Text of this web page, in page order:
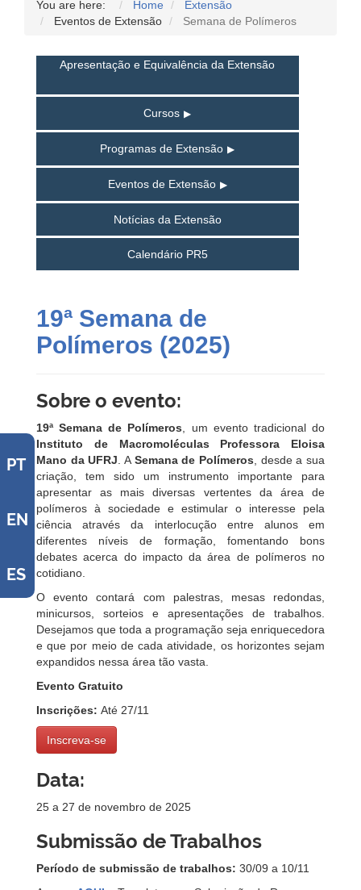
PT
EN
ES
You are here: Home
Extensão
Eventos de Extensão
Semana de Polímeros
Apresentação e Equivalência da Extensão
Cursos
Programas de Extensão
Eventos de Extensão
Notícias da Extensão
Calendário PR5
19ª Semana de
Polímeros (2025)
Sobre o evento:
19ª Semana de Polímeros , um evento tradicional do
Instituto de Macromoléculas Professora Eloisa
Mano da UFRJ . A Semana de Polímeros , desde a sua
criação, tem sido um instrumento importante para
apresentar as mais diversas vertentes da área de
polímeros à sociedade e estimular o interesse pela
ciência através da interlocução entre alunos em
diferentes níveis de formação, fomentando bons
debates acerca do impacto da área de polímeros no
cotidiano.
O evento contará com palestras, mesas redondas,
minicursos, sorteios e apresentações de trabalhos.
Desejamos que toda a programação seja enriquecedora
e que por meio de cada atividade, os horizontes sejam
expandidos nessa área tão vasta.
Evento Gratuito
Inscrições: Até 27/11
Inscreva-se
Data:
25 a 27 de novembro de 2025
Submissão de Trabalhos
Período de submissão de trabalhos: 30/09 a 10/11